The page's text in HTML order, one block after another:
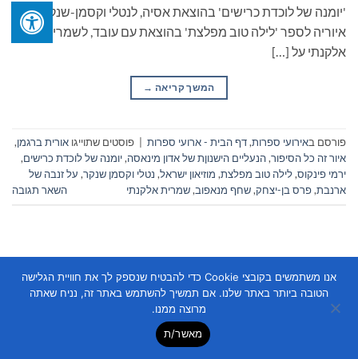
'יומנה של לוכדת כרישים' בהוצאת אסיה, לנטלי וקסמן-שנקר על
איוריה לספר 'לילה טוב מפלצת' בהוצאת עם עובד, לשמרית
אלקנתי על […]
המשך קריאה →
פורסם באירועי ספרות,דף הבית - ארועי ספרות פוסטים שתוייגו אורית ברגמן,
איור זה כל הסיפור,הנעליים הישנוןת של אדון מינאסה,יומנה של לוכדת כרישים,
ירמי פינקוס,לילה טוב מפלצת, מוזיאון ישראל, נטלי וקסמן שנקר, על זנבה של
ארנבת,פרס בן-יצחק,שחף מנאפוב,שמרית אלקנתי השאר תגובה
Copyright 2026 ©Flatsome Theme
אנו משתמשים בקובצי Cookie כדי להבטיח שנספק לך את חוויית הגלישה
הטובה ביותר באתר שלנו. אם תמשיך להשתמש באתר זה, נניח שאתה
מרוצה ממנו.
מאשר/ת